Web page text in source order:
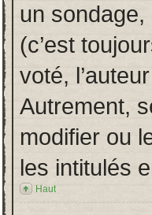
un
(c’est
voté,
Autrement,
modifier ou
les intitulés
Haut